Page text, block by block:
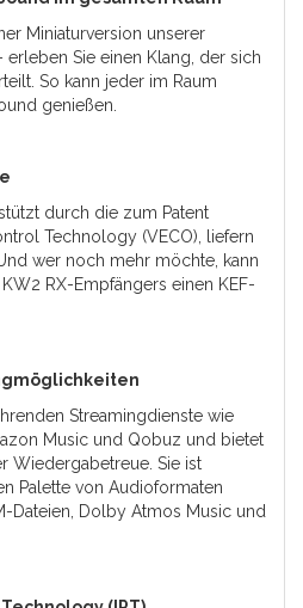
Miniaturversion unserer
Sie einen Klang, der sich
So kann jeder im Raum
genießen.
durch die zum Patent
Technology (VECO), liefern
wer noch mehr möchte, kann
RX-Empfängers einen KEF-
Streamingdienste wie
Music und Qobuz und bietet
Wiedergabetreue. Sie ist
Palette von Audioformaten
Dateien, Dolby Atmos Music und